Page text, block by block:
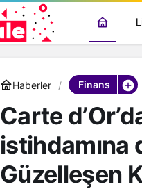
Haberler Finans
Carte
istihdamına
Güzelleşen